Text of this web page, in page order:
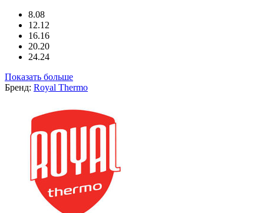
8.08
12.12
16.16
20.20
24.24
Показать больше
Бренд: Royal Thermo